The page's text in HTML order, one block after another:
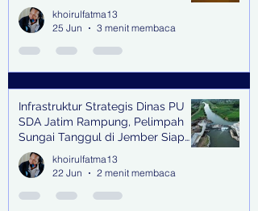
khoirulfatma13
25 Jun
3 menit membaca
Infrastruktur Strategis Dinas PU
SDA Jatim Rampung, Pelimpah
Sungai Tanggul di Jember Siap
Bangkitkan Swasembada Pangan
dan Pengendali Banjir
khoirulfatma13
22 Jun
2 menit membaca